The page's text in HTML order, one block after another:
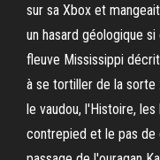
sur sa Xbox et
un hasard géologique
fleuve Mississippi
à se tortiller de la sorte
le vaudou, l'Histoire,
contrepied et le pas de